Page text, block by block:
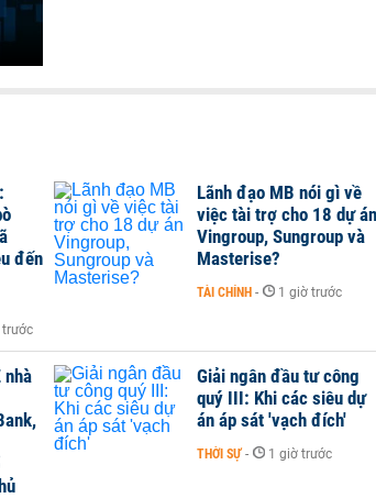
đến
trước
Lãnh đạo MB nói gì về
việc tài trợ cho 18 dự án
Vingroup, Sungroup và
Masterise?
TÀI CHÍNH - 1 giờ trước
nhà
Giải ngân đầu tư công
quý III: Khi các siêu dự
án áp sát 'vạch đích'
THỜI SỰ - 1 giờ trước